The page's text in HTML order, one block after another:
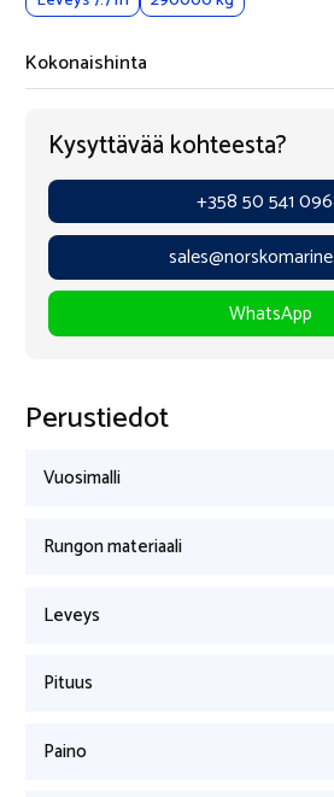
Kokonaishinta
Kysyttävää kohteesta?
+358 50 541
WhatsApp
Perustiedot
Vuosimalli
Rungon materiaali
Leveys
Pituus
Paino